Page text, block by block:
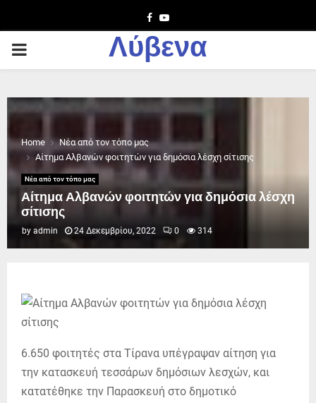
Facebook
Youtube
PRIMARY
Λύβενα
Home
Νέα από τον τόπο μας
Αίτημα Αλβανών φοιτητών για δημόσια λέσχη σίτισης
Νέα από τον τόπο μας
Αίτημα Αλβανών φοιτητών για δημόσια λέσχη
σίτισης
by admin 24 Δεκεμβρίου, 2022 0 314
6.650 φοιτητές στα Τίρανα υπέγραψαν αίτηση για
την κατασκευή τεσσάρων δημόσιων λεσχών, και
κατατέθηκε την Παρασκευή στο δημοτικό